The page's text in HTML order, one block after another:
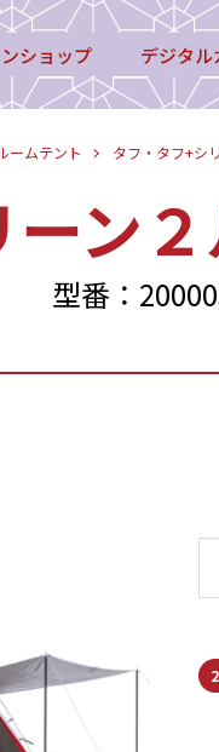
ショップ デジタ
ームテント タフ・タフ+シ
ン
型番：